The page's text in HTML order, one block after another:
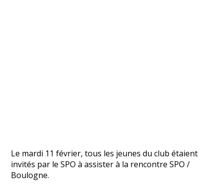
Le mardi 11 février, tous les jeunes du club étaient
invités par le SPO à assister à la rencontre SPO /
Boulogne.